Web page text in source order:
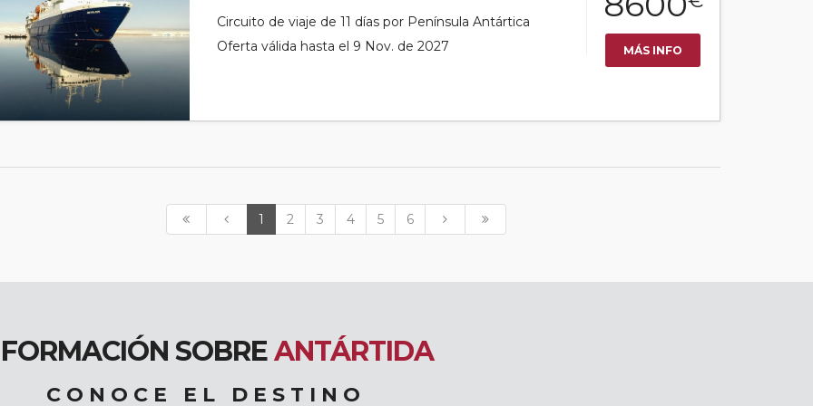
Circuito de viaje de 11 días por Península Antártica
Oferta válida hasta el 9 Nov. de 2027
MÁS INFO
1 2 3 4 5 6
SOBREANTÁRTIDA
C O N O C E E L D E S T I N O